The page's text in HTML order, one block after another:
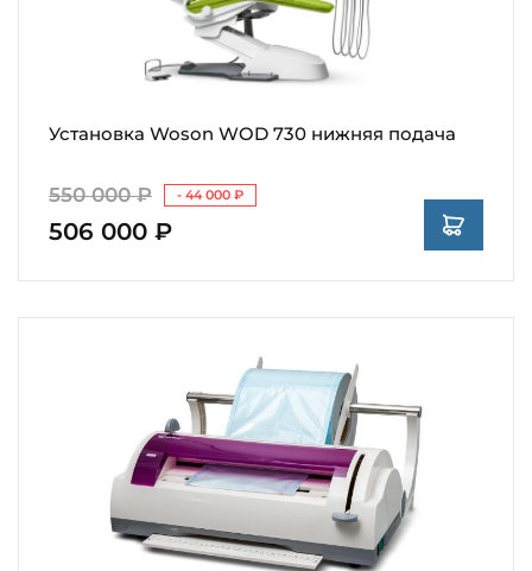
Установка Woson WOD 730 нижняя подача
550 000 ₽ - 44 000 ₽
506 000 ₽